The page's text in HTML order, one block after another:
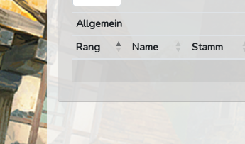
Allgemein
Rang
Name Stamm